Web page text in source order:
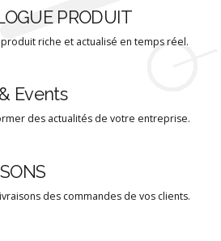
PRODUIT
riche et actualisé en temps réel.
Events
des actualités de votre entreprise.
des commandes de vos clients.